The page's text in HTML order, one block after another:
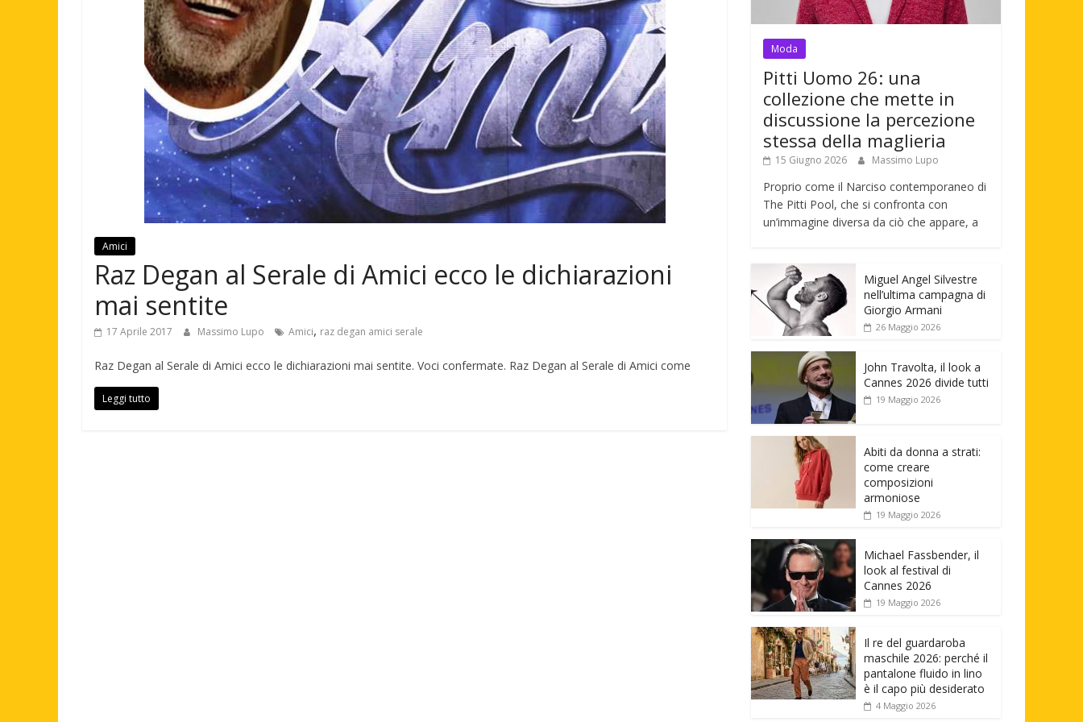
Amici
Raz Degan al Serale di Amici ecco le dichiarazioni
mai sentite
17 Aprile 2017 Massimo Lupo Amici, raz degan amici serale
Raz Degan al Serale di Amici ecco le dichiarazioni mai sentite. Voci confermate. Raz Degan al Serale di Amici come
Leggi tutto
Moda
Pitti Uomo 26: una
collezione che mette in
discussione la percezione
stessa della maglieria
15 Giugno 2026 Massimo Lupo
Proprio come il Narciso contemporaneo di
The Pitti Pool, che si confronta con
un’immagine diversa da ciò che appare, a
Miguel Angel Silvestre
nell’ultima campagna di
Giorgio Armani
26 Maggio 2026
John Travolta, il look a
Cannes 2026 divide tutti
19 Maggio 2026
Abiti da donna a strati:
come creare
composizioni
armoniose
19 Maggio 2026
Michael Fassbender, il
look al festival di
Cannes 2026
19 Maggio 2026
Il re del guardaroba
maschile 2026: perché il
pantalone fluido in lino
è il capo più desiderato
4 Maggio 2026